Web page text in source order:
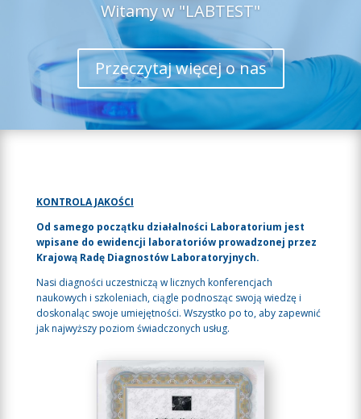
Witamy w "LABTEST"
Przeczytaj więcej o nas
KONTROLA JAKOŚCI
Od samego początku działalności Laboratorium jest
wpisane do ewidencji laboratoriów prowadzonej przez
Krajową Radę Diagnostów Laboratoryjnych.
Nasi diagności uczestniczą w licznych konferencjach
naukowych i szkoleniach, ciągle podnosząc swoją wiedzę i
doskonaląc swoje umiejętności. Wszystko po to, aby zapewnić
jak najwyższy poziom świadczonych usług.